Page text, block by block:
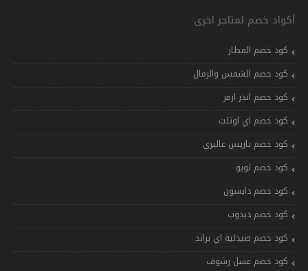
أكواد خصم لمتاجر اخرى
كود خصم المطار
كود خصم الشمس والرمال
كود خصم اندر ارمر
كود خصم اي اوتلت
كود خصم باريس غاليري
كود خصم تويو
كود خصم دايسون
كود خصم دبدوب
كود خصم صيدلية اي براند
كود خصم عسل رشوف